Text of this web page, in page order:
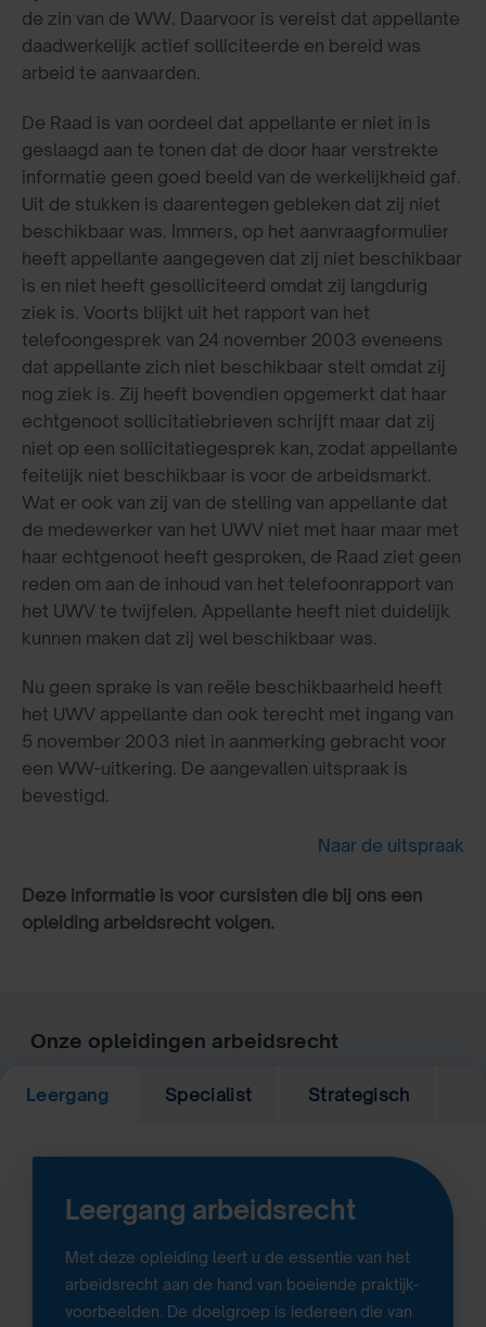
de zin van de WW. Daarvoor is vereist dat appellante
daadwerkelijk actief solliciteerde en bereid was
arbeid te aanvaarden.
De Raad is van oordeel dat appellante er niet in is
geslaagd aan te tonen dat de door haar verstrekte
informatie geen goed beeld van de werkelijkheid gaf.
Uit de stukken is daarentegen gebleken dat zij niet
beschikbaar was. Immers, op het aanvraagformulier
heeft appellante aangegeven dat zij niet beschikbaar
is en niet heeft gesolliciteerd omdat zij langdurig
ziek is. Voorts blijkt uit het rapport van het
telefoongesprek van 24 november 2003 eveneens
dat appellante zich niet beschikbaar stelt omdat zij
nog ziek is. Zij heeft bovendien opgemerkt dat haar
echtgenoot sollicitatiebrieven schrijft maar dat zij
niet op een sollicitatiegesprek kan, zodat appellante
feitelijk niet beschikbaar is voor de arbeidsmarkt.
Wat er ook van zij van de stelling van appellante dat
de medewerker van het UWV niet met haar maar met
haar echtgenoot heeft gesproken, de Raad ziet geen
reden om aan de inhoud van het telefoonrapport van
het UWV te twijfelen. Appellante heeft niet duidelijk
kunnen maken dat zij wel beschikbaar was.
Nu geen sprake is van reële beschikbaarheid heeft
het UWV appellante dan ook terecht met ingang van
5 november 2003 niet in aanmerking gebracht voor
een WW-uitkering. De aangevallen uitspraak is
bevestigd.
Naar de uitspraak
Deze informatie is voor cursisten die bij ons een
opleiding arbeidsrecht volgen.
Onze opleidingen arbeidsrecht
Leergang Specialist Strategisch
Leergang arbeidsrecht
Met deze opleiding leert u de essentie van het
arbeidsrecht aan de hand van boeiende praktijk-
voorbeelden. De doelgroep is iedereen die van